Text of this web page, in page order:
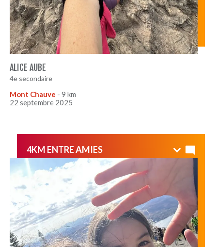
ALICE AUBE
4e secondaire
Mont Chauve - 9 km
22 septembre 2025
4KM ENTRE AMIES
J’ai beaucoup aimé monter le mont Orford, la météo
était parfaite et les couleurs étaient magnifiques